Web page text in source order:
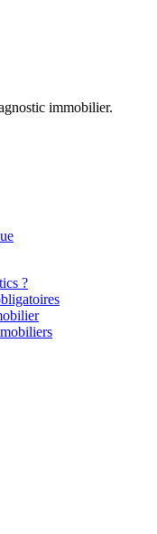
immobilier.
?